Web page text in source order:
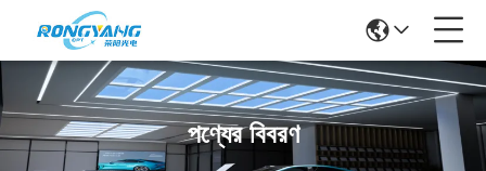
পণ্যের বিবরণ